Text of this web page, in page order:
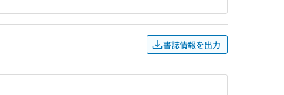
書誌情報を出力